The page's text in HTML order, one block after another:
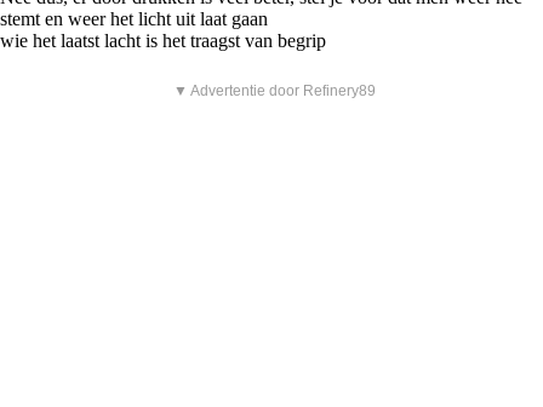
stemt en weer het licht uit laat gaan
wie het laatst lacht is het traagst van begrip
▼ Advertentie door Refinery89